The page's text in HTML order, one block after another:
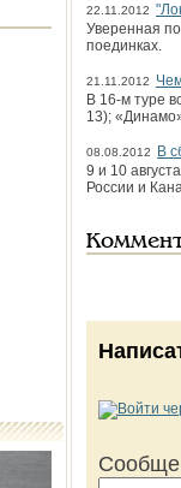
22.11.2012
Уверенная
поединках.
21.11.2012
В 16-м туре
13);
08.08.2012
В
9 и 10
России и